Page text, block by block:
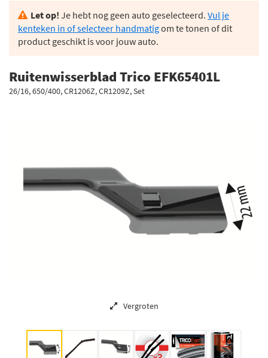
Let op! Je hebt nog geen auto geselecteerd. Vul je
kenteken in of selecteer handmatigom te tonen of dit
product geschikt is voor jouw auto.
Ruitenwisserblad Trico EFK65401L
26/16, 650/400, CR1206Z, CR1209Z, Set
Vergroten